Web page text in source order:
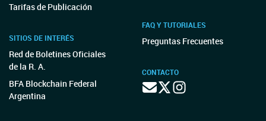
Tarifas de Publicación
SITIOS DE INTERÉS
Red de Boletines Oficiales
de la R. A.
BFA Blockchain Federal
Argentina
FAQ Y TUTORIALES
Preguntas Frecuentes
CONTACTO